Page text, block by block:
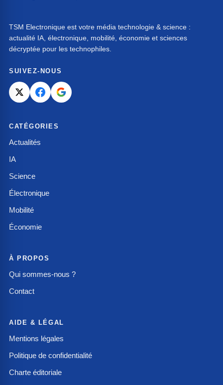
TSM Electronique est votre média technologie & science :
actualité IA, électronique, mobilité, économie et sciences
décryptée pour les technophiles.
SUIVEZ-NOUS
CATÉGORIES
Actualités
IA
Science
Électronique
Mobilité
Économie
À PROPOS
Qui sommes-nous ?
Contact
AIDE & LÉGAL
Mentions légales
Politique de confidentialité
Charte éditoriale